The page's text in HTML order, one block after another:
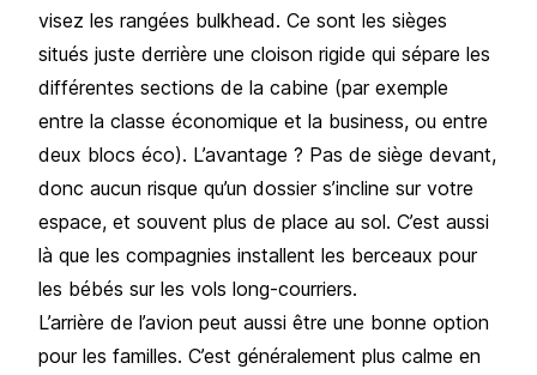
visez les rangées bulkhead. Ce sont les sièges
situés juste derrière une cloison rigide qui sépare les
différentes sections de la cabine (par exemple
entre la classe économique et la business, ou entre
deux blocs éco). L’avantage ? Pas de siège devant,
donc aucun risque qu’un dossier s’incline sur votre
espace, et souvent plus de place au sol. C’est aussi
là que les compagnies installent les berceaux pour
les bébés sur les vols long-courriers.
L’arrière de l’avion peut aussi être une bonne option
pour les familles. C’est généralement plus calme en